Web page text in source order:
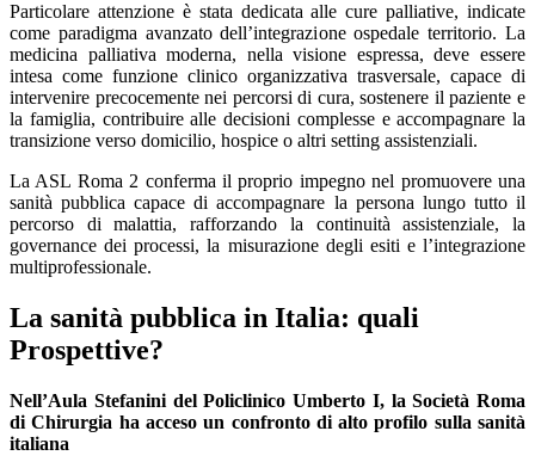
Particolare attenzione è stata dedicata alle cure palliative, indicate
come paradigma avanzato dell’integrazione ospedale territorio. La
medicina palliativa moderna, nella visione espressa, deve essere
intesa come funzione clinico organizzativa trasversale, capace di
intervenire precocemente nei percorsi di cura, sostenere il paziente e
la famiglia, contribuire alle decisioni complesse e accompagnare la
transizione verso domicilio, hospice o altri setting assistenziali.
La ASL Roma 2 conferma il proprio impegno nel promuovere una
sanità pubblica capace di accompagnare la persona lungo tutto il
percorso di malattia, rafforzando la continuità assistenziale, la
governance dei processi, la misurazione degli esiti e l’integrazione
multiprofessionale.
La sanità pubblica in Italia: quali
Prospettive?
Nell’Aula Stefanini del Policlinico Umberto I, la Società Roma
di Chirurgia ha acceso un confronto di alto profilo sulla sanità
italiana